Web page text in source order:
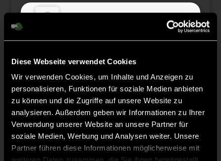
Diese Webseite verwendet Cookies
Wir verwenden Cookies, um Inhalte und Anzeigen zu
personalisieren, Funktionen für soziale Medien anbieten
zu können und die Zugriffe auf unsere Website zu
analysieren. Außerdem geben wir Informationen zu Ihrer
Verwendung unserer Website an unsere Partner für
soziale Medien, Werbung und Analysen weiter. Unsere
Partner führen diese Informationen möglicherweise mit
TW = Torwart & ETW = Ersatztorwart, K = Kapitän
Tore & Karten
1/4
10:0
5’